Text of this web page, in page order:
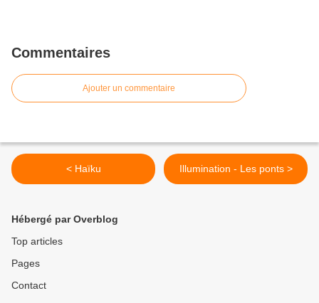
Commentaires
Ajouter un commentaire
< Haïku Illumination - Les ponts >
Hébergé par Overblog
Top articles
Pages
Contact